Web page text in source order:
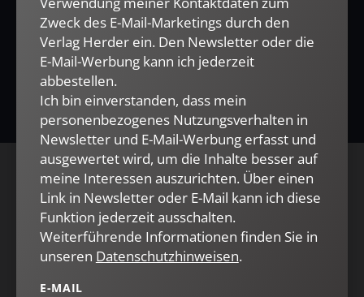
JETZT ANMELDEN
AGB und Widerrufsbelehrung Datenschutz
Barrierefreiheit Impressum
VERTRAG WIDERRUFEN ABO ONLINE KÜNDIGEN
Zweck des E-Mail-Marketings durch den
Verlag Herder ein. Den Newsletter oder die
E-Mail-Werbung kann ich jederzeit
abbestellen.
Ich bin einverstanden, dass mein
personenbezogenes Nutzungsverhalten in
Newsletter und E-Mail-Werbung erfasst und
ausgewertet wird, um die Inhalte besser auf
meine Interessen auszurichten. Über einen
Link in Newsletter oder E-Mail kann ich diese
Funktion jederzeit ausschalten.
Weiterführende Informationen finden Sie in
unseren Datenschutzhinweisen.
E-MAIL